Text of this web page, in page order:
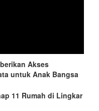
Akses
untuk Anak Bangsa
11 Rumah di Lingkar